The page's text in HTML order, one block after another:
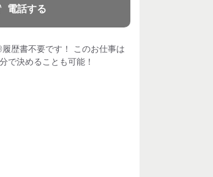
電話する
歴書不要です！ このお仕事は
決めることも可能！